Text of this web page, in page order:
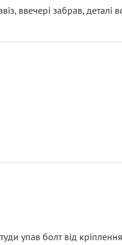
ввечері забрав, деталі
упав болт від